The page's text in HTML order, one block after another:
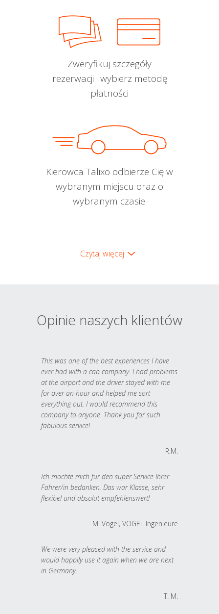
Zweryfikuj szczegóły
rezerwacji i wybierz metodę
płatności
Kierowca Talixo odbierze Cię w
wybranym miejscu oraz o
wybranym czasie.
Czytaj więcej
Opinie naszych klientów
This was one of the best experiences I have
ever had with a cab company. I had problems
at the airport and the driver stayed with me
for over an hour and helped me sort
everything out. I would recommend this
company to anyone. Thank you for such
fabulous service!
R.M.
Ich möchte mich für den super Service Ihrer
Fahrer/in bedanken. Das war Klasse, sehr
flexibel und absolut empfehlenswert!
M. Vogel, VOGEL Ingenieure
We were very pleased with the service and
would happily use it again when we are next
in Germany.
T. M.